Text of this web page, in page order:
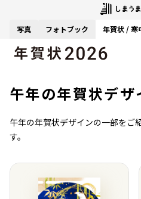
写真 フォトブック 年賀状 / 寒
午年の年賀状デザ
午年の年賀状デザインの一部をご
す。